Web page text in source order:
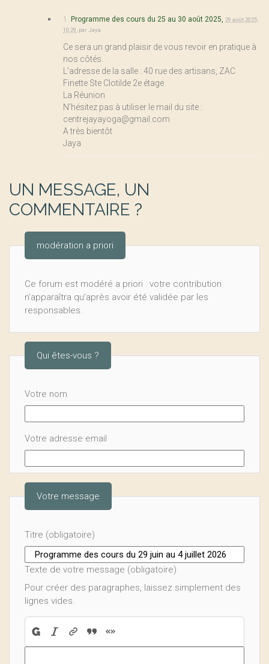
1. Programme des cours du 25 au 30 août 2025, 29 août 2025,
10:29 parJaya
Ce sera un grand plaisir de vous revoir en pratique à
nos côtés.
L’adresse de la salle : 40 rue des artisans, ZAC
Finette Ste Clotilde 2e étage
La Réunion
N’hésitez pas à utiliser le mail du site :
centrejayayoga@gmail.com
A très bientôt
Jaya
UN MESSAGE, UN
COMMENTAIRE ?
modération a priori
Ce forum est modéré a priori : votre contribution
n’apparaîtra qu’après avoir été validée par les
responsables.
Qui êtes-vous ?
Votre nom
Votre adresse email
Votre message
Titre (obligatoire)
Texte de votre message (obligatoire)
Pour créer des paragraphes, laissez simplement des
lignes vides.